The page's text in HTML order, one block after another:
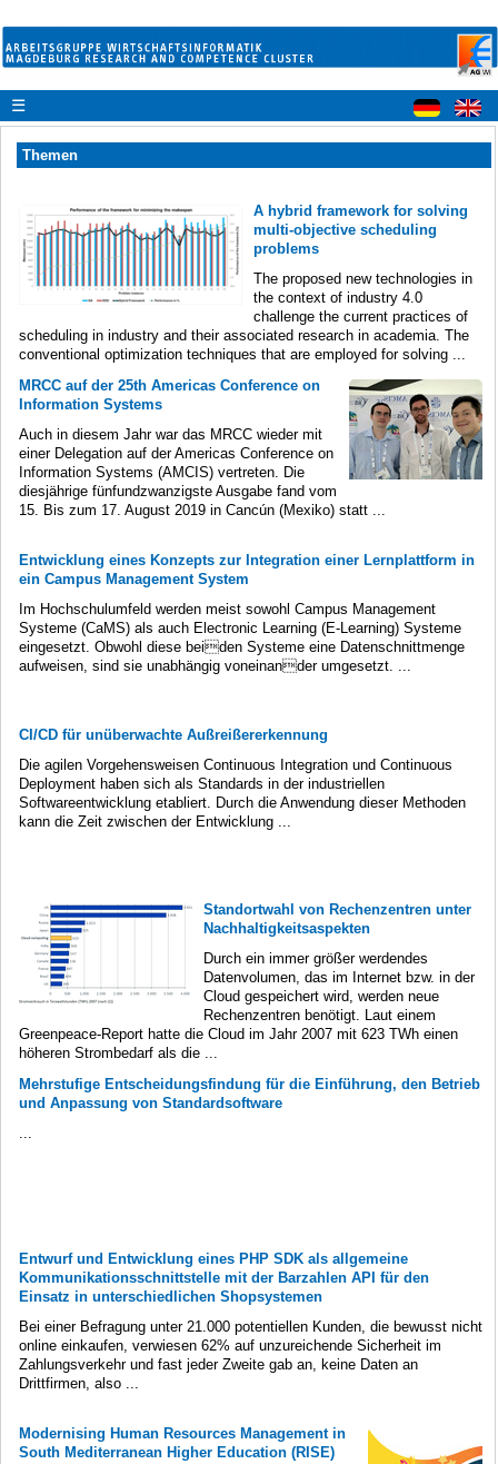
☰
Themen
A hybrid framework for solving
multi-objective scheduling
problems
The proposed new technologies in
the context of industry 4.0
challenge the current practices of
scheduling in industry and their associated research in academia. The
conventional optimization techniques that are employed for solving ...
MRCC auf der 25th Americas Conference on
Information Systems
Auch in diesem Jahr war das MRCC wieder mit
einer Delegation auf der Americas Conference on
Information Systems (AMCIS) vertreten. Die
diesjährige fünfundzwanzigste Ausgabe fand vom
15. Bis zum 17. August 2019 in Cancún (Mexiko) statt ...
Entwicklung eines Konzepts zur Integration einer Lernplattform in
ein Campus Management System
Im Hochschulumfeld werden meist sowohl Campus Management
Systeme (CaMS) als auch Electronic Learning (E-Learning) Systeme
eingesetzt. Obwohl diese beiden Systeme eine Datenschnittmenge
aufweisen, sind sie unabhängig voneinander umgesetzt. ...
CI/CD für unüberwachte Außreißererkennung
Die agilen Vorgehensweisen Continuous Integration und Continuous
Deployment haben sich als Standards in der industriellen
Softwareentwicklung etabliert. Durch die Anwendung dieser Methoden
kann die Zeit zwischen der Entwicklung ...
Standortwahl von Rechenzentren unter
Nachhaltigkeitsaspekten
Durch ein immer größer werdendes
Datenvolumen, das im Internet bzw. in der
Cloud gespeichert wird, werden neue
Rechenzentren benötigt. Laut einem
Greenpeace-Report hatte die Cloud im Jahr 2007 mit 623 TWh einen
höheren Strombedarf als die ...
Mehrstufige Entscheidungsfindung für die Einführung, den Betrieb
und Anpassung von Standardsoftware
Entwurf und Entwicklung eines PHP SDK als allgemeine
Kommunikationsschnittstelle mit der Barzahlen API für den
Einsatz in unterschiedlichen Shopsystemen
Bei einer Befragung unter 21.000 potentiellen Kunden, die bewusst nicht
online einkaufen, verwiesen 62% auf unzureichende Sicherheit im
Zahlungsverkehr und fast jeder Zweite gab an, keine Daten an
Drittfirmen, also ...
Modernising Human Resources Management in
South Mediterranean Higher Education (RISE)